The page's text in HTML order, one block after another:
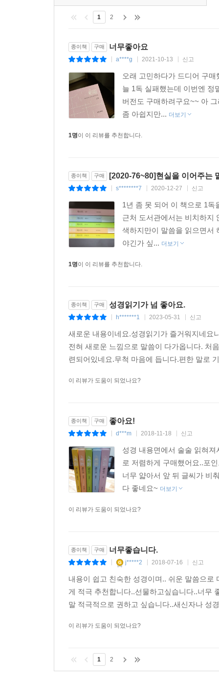
것입니다. 말씀을 통해 우리의 심령에 주실 하나님
정현구 목사, 서울영동교회
저는 『메시지』 성경을 읽으면서, 성경 읽기를
바쁜 오늘날, 『메시지』는 한국교회에 참 귀
도와주는 일이 목회자의 본질적인 사명이라 확신
우리 일상의 언어로 풀어 주어 성도 스스로 삶
실천적인 ‘일상의 영성’, ‘삶의 영성’입니다.
씨름하는, 주님의 참된 제자로 세워지기를 소망합
(narrative)를 흥미롭고 풍요로운 시적 언어로
『메시지』이다.
『메시지』는 변함없는 진리의 말씀을, 지금 이
번역이 살아 있는 언어로 더욱 빛을 발하는 『메
생명력 있는 진리의 귀한 통로가 될 것입니다. 이
오정현 목사, 사랑의교회
모든 사람에게 늘 쉽지 않은 책이기도 하다. 유진
우리를 성경 말씀에 더 가까이 나아가게 만든다
김형국 목사, 나들목교회
나는 『메시지』 출간으로, 한반도에 사는 남
피터슨은 보통 사람들의 일상 언어로 성경을 번
오대원, 예수전도단 설립자
하나님의 말씀인 성경인데, 그간 다양한 번역이
있습니다. 이처럼 한국교회의 매체는 여전히 어
전한다면 안타까운 일입니다. 유진 피터슨의
우리나라의 독자들에게도 전해지게 되어 기쁘
시대에는 일상의 언어, 보통 사람의 말로 생생하
개역성경이, 그리고 이제 우리에게는 『메시지』
이윤복, 전 죠이선교회 대표
『메시지』 성경의 출간은 오랫동안 기다려 왔
기독교는 창조주 하나님께서 친히 속내를 드러
1 2
종이책 구매 너무좋아요
a****g 2021-10-13 신고
오래 고민하다가 드디어 구
늘 1독 실패했는데 이번엔 정
버전도 구매하려구요~~ 아
좀 아쉽지만... 더보기
1명이 이 리뷰를 추천합니다.
종이책 구매 [2020-76~80]현실을 이어주는
s********7 2020-12-27 신고
1년 좀 못 되어 이 책으로 1
근처 도서관에서는 비치하지
색하지만이 말씀을 읽으면서
야긴가 싶... 더보기
1명이 이 리뷰를 추천합니다.
종이책 구매 성경읽기가 넘 좋아요.
h*******1 2023-05-31 신고
새로운 내용이네요.성경읽기가 즐거워지네요
전혀 새로운 느낌으로 말씀이 다가옵니다. 처
련되어있네요.무척 마음에 듭니다.편한 말로
이 리뷰가 도움이 되었나요?
종이책 구매 좋아요!
d***m 2018-11-18 신고
성경 내용면에서 술술 읽혀
로 저렴하게 구매했어요..포
너무 얇아서 앞 뒤 글씨가 비
다 좋네요~ 더보기
이 리뷰가 도움이 되었나요?
종이책 구매 너무좋습니다.
j*****2 2018-07-16 신고
내용이 쉽고 친숙한 성경이며.. 쉬운 말씀으
게 적극 추천합니다..선물하고싶습니다..너무
말 적극적으로 권하고 싶습니다..새신자나 성
이 리뷰가 도움이 되었나요?
1 2